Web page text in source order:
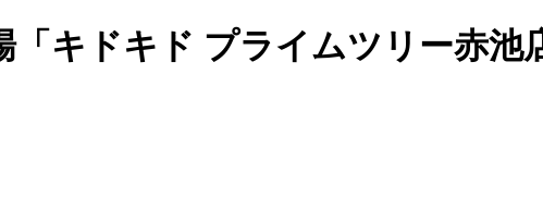
キドキド プライムツリー赤池